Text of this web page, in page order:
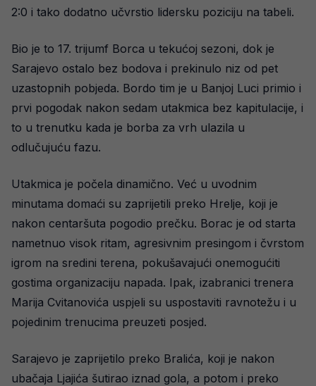
2:0 i tako dodatno učvrstio lidersku poziciju na tabeli.
Bio je to 17. trijumf Borca u tekućoj sezoni, dok je
Sarajevo ostalo bez bodova i prekinulo niz od pet
uzastopnih pobjeda. Bordo tim je u Banjoj Luci primio i
prvi pogodak nakon sedam utakmica bez kapitulacije, i
to u trenutku kada je borba za vrh ulazila u
odlučujuću fazu.
Utakmica je počela dinamično. Već u uvodnim
minutama domaći su zaprijetili preko Hrelje, koji je
nakon centaršuta pogodio prečku. Borac je od starta
nametnuo visok ritam, agresivnim presingom i čvrstom
igrom na sredini terena, pokušavajući onemogućiti
gostima organizaciju napada. Ipak, izabranici trenera
Marija Cvitanovića uspjeli su uspostaviti ravnotežu i u
pojedinim trenucima preuzeti posjed.
Sarajevo je zaprijetilo preko Bralića, koji je nakon
ubačaja Ljajića šutirao iznad gola, a potom i preko